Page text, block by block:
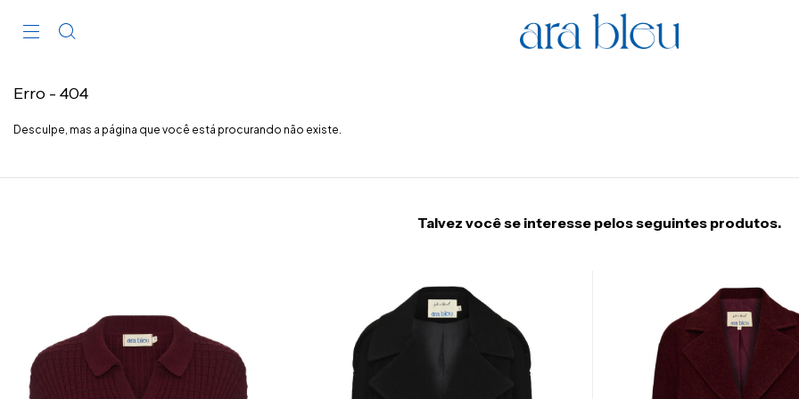
Erro - 404
Desculpe, mas a página que você está procurando não existe.
Talvez você se interesse pelos seguintes produtos.